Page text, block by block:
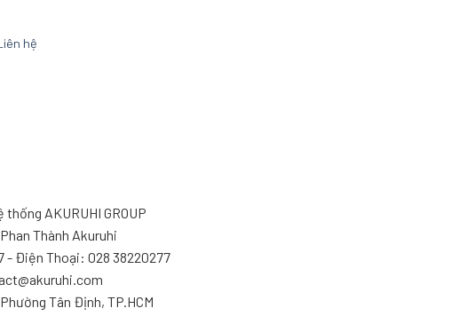
hệ
AKURUHI GROUP
Thành Akuruhi
- Điện Thoại: 028 38220277
Tân Định, TP.HCM